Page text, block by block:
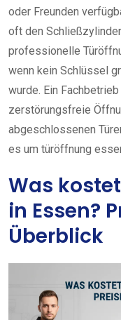
oder Freunden
oft den
professionelle
wenn kein Schlüssel
wurde. Ein
zerstörungsfreie
abgeschlossenen
es um türöffnung
Was
in Essen?
Überblick